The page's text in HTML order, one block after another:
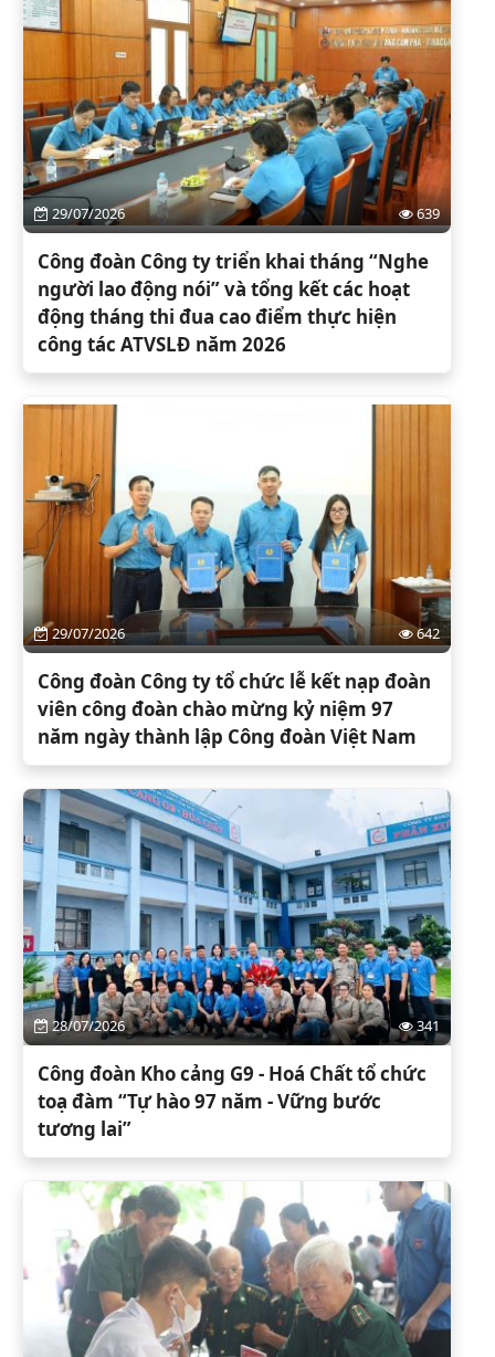
29/07/2026 639
Công đoàn Công ty triển khai tháng “Nghe
người lao động nói” và tổng kết các hoạt
động tháng thi đua cao điểm thực hiện
công tác ATVSLĐ năm 2026
29/07/2026 642
Công đoàn Công ty tổ chức lễ kết nạp đoàn
viên công đoàn chào mừng kỷ niệm 97
năm ngày thành lập Công đoàn Việt Nam
28/07/2026 341
Công đoàn Kho cảng G9 - Hoá Chất tổ chức
toạ đàm “Tự hào 97 năm - Vững bước
tương lai”